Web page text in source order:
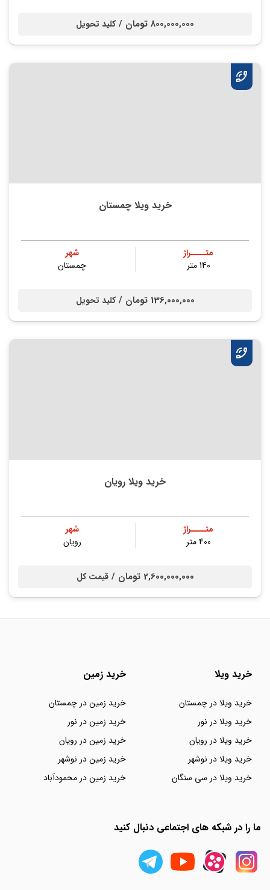
800,000,000 تومان / کلید تحویل
خرید ویلا چمستان
متــــراژ
140 متر
شهر
چمستان
136,000,000 تومان / کلید تحویل
خرید ویلا رویان
متــــراژ
400 متر
شهر
رویان
2,600,000,000 تومان / قیمت کل
خرید ویلا
خرید ویلا در چمستان
خرید ویلا در نور
خرید ویلا در رویان
خرید ویلا در نوشهر
خرید ویلا در سی سنگان
خرید زمین
خرید زمین در چمستان
خرید زمین در نور
خرید زمین در رویان
خرید زمین در نوشهر
خرید زمین در محمودآباد
ما را در شبکه های اجتماعی دنبال کنید